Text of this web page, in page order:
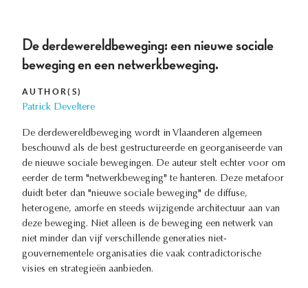
De derdewereldbeweging: een nieuwe sociale
beweging en een netwerkbeweging.
AUTHOR(S)
Patrick Develtere
De derdewereldbeweging wordt in Vlaanderen algemeen
beschouwd als de best gestructureerde en georganiseerde van
de nieuwe sociale bewegingen. De auteur stelt echter voor om
eerder de term "netwerkbeweging" te hanteren. Deze metafoor
duidt beter dan "nieuwe sociale beweging" de diffuse,
heterogene, amorfe en steeds wijzigende architectuur aan van
deze beweging. Niet alleen is de beweging een netwerk van
niet minder dan vijf verschillende generaties niet-
gouvernementele organisaties die vaak contradictorische
visies en strategieën aanbieden.